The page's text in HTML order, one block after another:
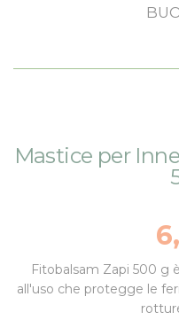
alla
all'inizio
Mastice per
Fitobalsam Zapi 500 g
all'uso che protegge le